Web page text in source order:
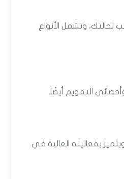
لحالتك، وتشمل الأنواع
التقويم أيضًا.
بفعاليته العالية في